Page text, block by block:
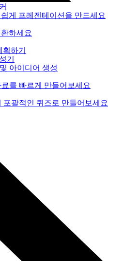
게 프레젠테이션을 만드세요
하세요
획하기
기
아이디어 생성
를 빠르게 만들어보세요
포괄적인 퀴즈로 만들어보세요